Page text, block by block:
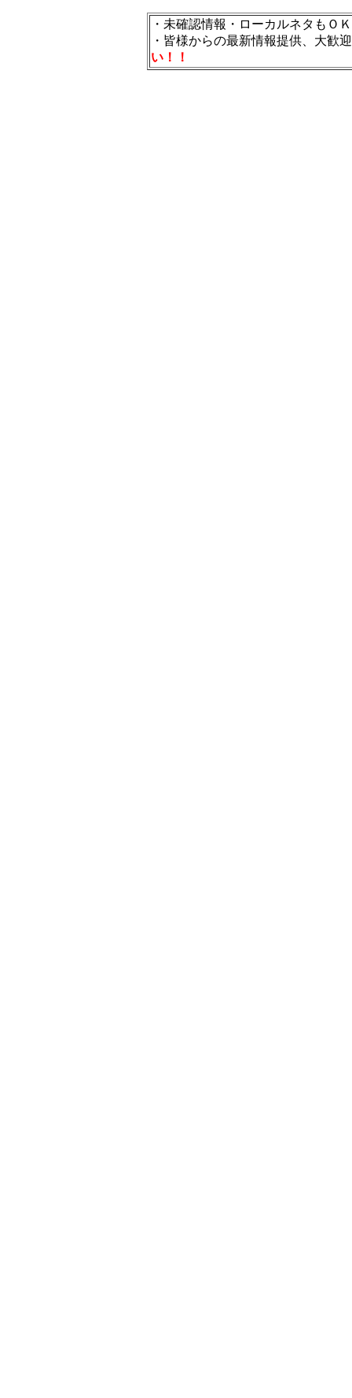
・未確認情報・ローカルネタもＯ
・皆様からの最新情報提供、大歓
い！！